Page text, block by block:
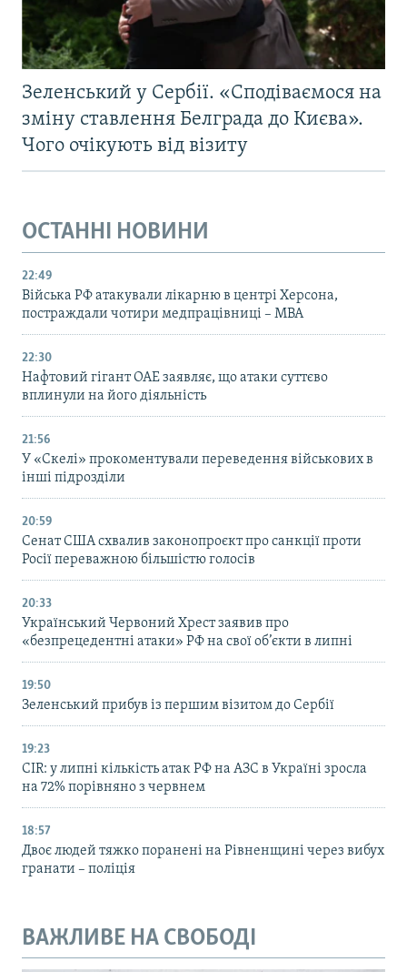
Зеленський у Сербії. «Сподіваємося на
зміну ставлення Белграда до Києва».
Чого очікують від візиту
ОСТАННІ НОВИНИ
22:49
Війська РФ атакували лікарню в центрі Херсона,
постраждали чотири медпрацівниці – МВА
22:30
Нафтовий гігант ОАЕ заявляє, що атаки суттєво
вплинули на його діяльність
21:56
У «Скелі» прокоментували переведення військових в
інші підрозділи
20:59
Cенат США схвалив законопроєкт про санкції проти
Росії переважною більшістю голосів
20:33
Український Червоний Хрест заявив про
«безпрецедентні атаки» РФ на свої об’єкти в липні
19:50
Зеленський прибув із першим візитом до Сербії
19:23
CIR: у липні кількість атак РФ на АЗС в Україні зросла
на 72% порівняно з червнем
18:57
Двоє людей тяжко поранені на Рівненщині через вибух
гранати – поліція
ВАЖЛИВЕ НА СВОБОДІ